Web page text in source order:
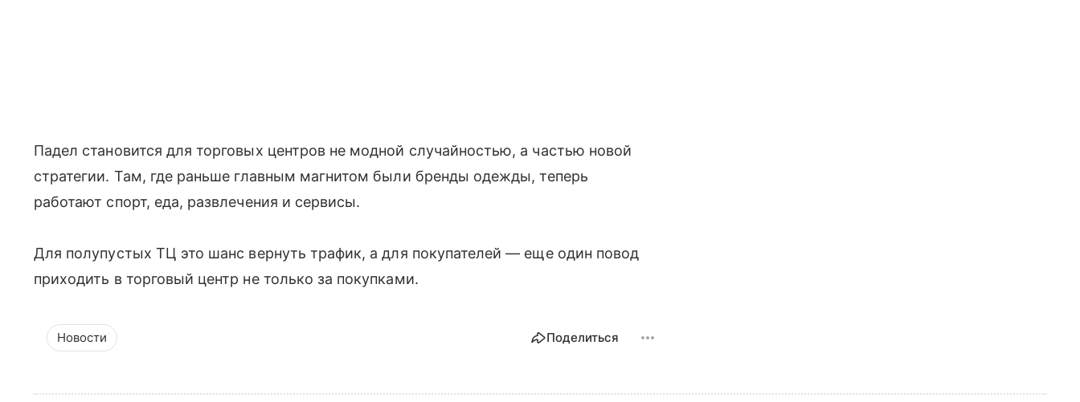
Падел становится для торговых центров не модной случайностью, а частью новой
стратегии. Там, где раньше главным магнитом были бренды одежды, теперь
работают спорт, еда, развлечения и сервисы.
Для полупустых ТЦ это шанс вернуть трафик, а для покупателей — еще один повод
приходить в торговый центр не только за покупками.
Новости Поделиться